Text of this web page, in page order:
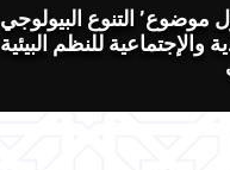
التنوع البيولوجي
والإجتماعية للنظم البيئية